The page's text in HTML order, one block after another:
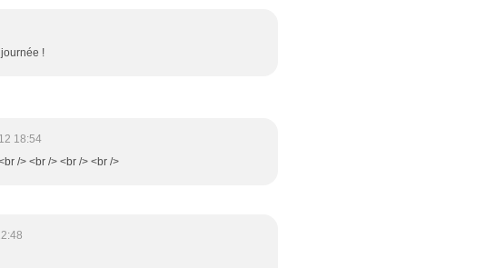
!
18:54
/> <br /> <br /> <br />